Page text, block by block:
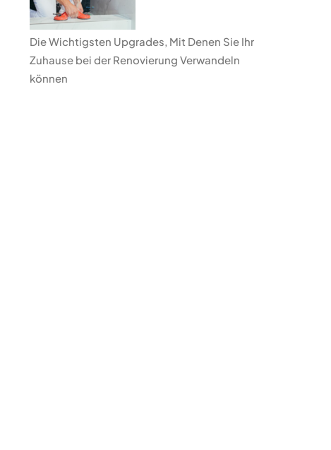
Die Wichtigsten Upgrades, Mit Denen Sie Ihr
Zuhause bei der Renovierung Verwandeln
können